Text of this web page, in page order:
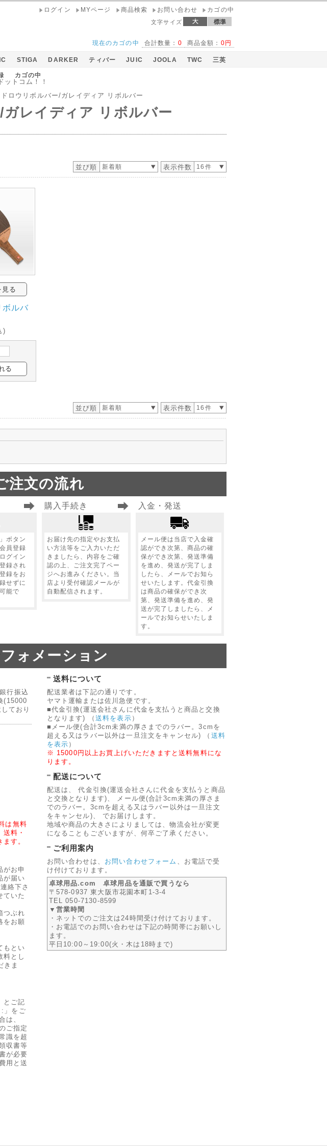
ログイン MYページ 商品検索 お問い合わせ カゴの中
文字サイズ
現在のカゴの中 合計数量： 0 商品金額： 0円
STIGA DARKER ティバー JUIC JOOLA TWC 三英
カゴの中
コム！！
ロウリボルバー/ガレイディア リボルバー
レイディア リボルバー
並び順 新着順 表示件数 16件
る
ボルバ
)
並び順 新着順 表示件数 16件
注文の流れ
ボタン
員登録
グイン
録され
録をお
せずに
能で
購入手続き
お届け先の指定やお支払
い方法等をご入力いただ
きましたら、内容をご確
認の上、ご注文完了ペー
ジへお進みください。当
店より受付確認メールが
自動配信されます。
入金・発送
メール便は当店で入金確
認ができ次第、商品の確
保ができ次第、発送準備
を進め、発送が完了しま
したら、メールでお知ら
せいたします。代金引換
は商品の確保ができ次
第、発送準備を進め、発
送が完了しましたら、メ
ールでお知らせいたしま
す。
ォメーション
行振込
(15000
ており
は無料
料・
す。
がお申
が届い
絡下さ
ていた
つぶれ
をお願
もとい
料とし
きま
とご記
」をご
は、
ご指定
識を超
収書等
が必要
用と送
送料について
配送業者は下記の通りです。
ヤマト運輸または佐川急便です。
■代金引換(運送会社さんに代金を支払うと商品と交換
となります)
（ 送料を表示 ）
■メール便(合計3cm未満の厚さまでのラバー。3cmを
超える又はラバー以外は一旦注文をキャンセル)
（ 送料
を表示 ）
※ 15000円以上お買上げいただきますと送料無料にな
ります。
配送について
配送は、 代金引換(運送会社さんに代金を支払うと商品
と交換となります)、 メール便(合計3cm未満の厚さま
でのラバー。3cmを超える又はラバー以外は一旦注文
をキャンセル)、 でお届けします。
地域や商品の大きさによりましては、物流会社が変更
になることもございますが、何卒ご了承ください。
ご利用案内
お問い合わせは、 お問い合わせフォーム 、お電話で受
け付けております。
卓球用品.com 卓球用品を通販で買うなら
〒578-0937 東大阪市花園本町1-3-4
TEL 050-7130-8599
▼営業時間
・ネットでのご注文は24時間受け付けております。
・お電話でのお問い合わせは下記の時間帯にお願いし
ます。
平日10:00～19:00(火・木は18時まで)